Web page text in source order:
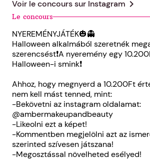
Voir le concours sur Instagram chevron_right
Le concours
NYEREMÉNYJÁTÉK🎃👻
Halloween alkalmából szeretnék
szerencsést❗️A nyeremény egy
Halloween-i smink❗️
Ahhoz, hogy megnyerd a 10.200Ft
nem kell mást tenned, mint:
-Bekövetni az instagram oldalamat:
@ambermakeupandbeauty
-Likeolni ezt a képet!
-Kommentben megjelölni azt az
szerinted szívesen játszana!
-Megosztással növelheted esélyed!